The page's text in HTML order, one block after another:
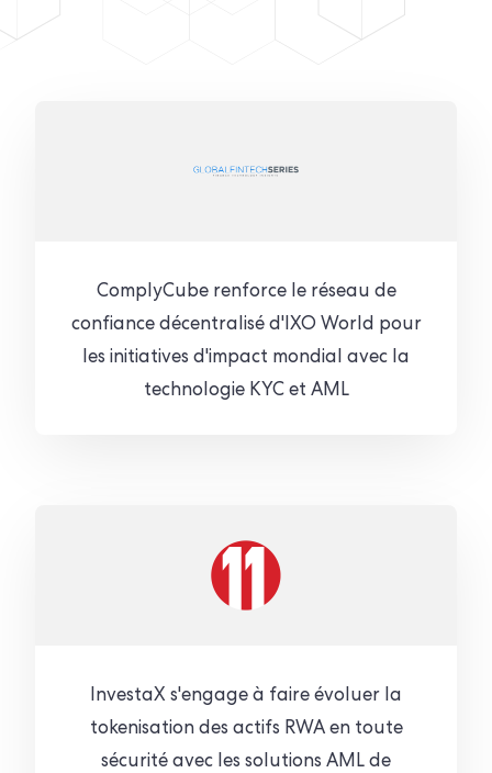
ComplyCube renforce le réseau de
confiance décentralisé d'IXO World pour
les initiatives d'impact mondial avec la
technologie KYC et AML
InvestaX s'engage à faire évoluer la
tokenisation des actifs RWA en toute
sécurité avec les solutions AML de